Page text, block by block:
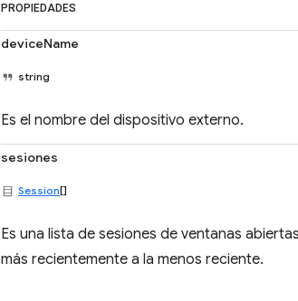
PROPIEDADES
deviceName
string
Es el nombre del dispositivo externo.
sesiones
Session[]
Es una lista de sesiones de ventanas
más recientemente a la menos reciente.